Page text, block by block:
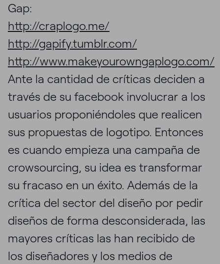
Gap:
http://craplogo.me/
http://gapify.tumblr.com/
http://www.makeyourowngaplogo.com/
Ante la cantidad de críticas deciden a
través de su facebook involucrar a los
usuarios proponiéndoles que realicen
sus propuestas de logotipo. Entonces
es cuando empieza una campaña de
crowsourcing, su idea es transformar
su fracaso en un éxito. Además de la
crítica del sector del diseño por pedir
diseños de forma desconsiderada, las
mayores críticas las han recibido de
los diseñadores y los medios de